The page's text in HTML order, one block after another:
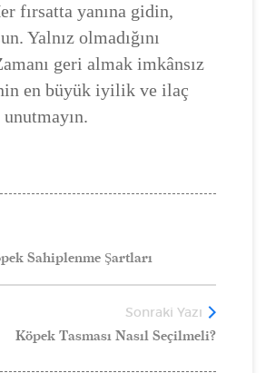
fırsatta yanına gidin,
Yalnız olmadığını
geri almak imkânsız
en büyük iyilik ve ilaç
Sahiplenme Şartları
Sonraki Yazı
Köpek Tasması Nasıl Seçilmeli?